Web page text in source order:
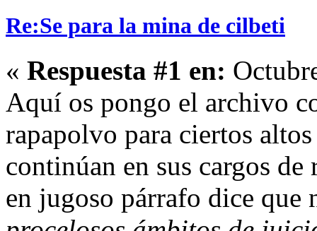
Re:Se para la mina de cilbeti
« Respuesta #1 en:
Aquí os pongo el archivo
rapapolvo para ciertos
continúan en sus cargos
en jugoso párrafo dice que